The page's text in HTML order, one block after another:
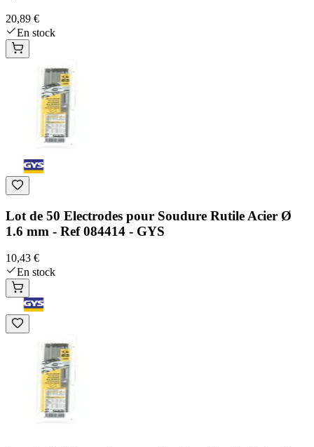
20,89 €
En stock
Lot de 50 Electrodes pour Soudure Rutile Acier Ø
1.6 mm - Ref 084414 - GYS
10,43 €
En stock